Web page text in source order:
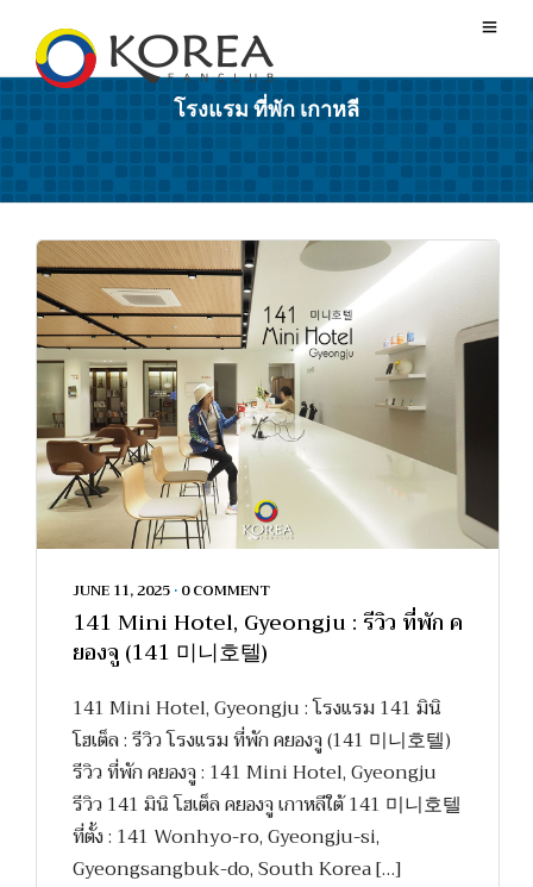
โรงแรม ที่พัก เกาหลี
JUNE 11, 2025 • 0 COMMENT
141 Mini Hotel, Gyeongju : รีวิว ที่พัก ค
ยองจู (141 미니호텔)
141 Mini Hotel, Gyeongju : โรงแรม 141 มินิ
โฮเต็ล : รีวิว โรงแรม ที่พัก คยองจู (141 미니호텔)
รีวิว ที่พัก คยองจู : 141 Mini Hotel, Gyeongju
รีวิว 141 มินิ โฮเต็ล คยองจู เกาหลีใต้ 141 미니호텔
ที่ตั้ง : 141 Wonhyo-ro, Gyeongju-si,
Gyeongsangbuk-do, South Korea […]